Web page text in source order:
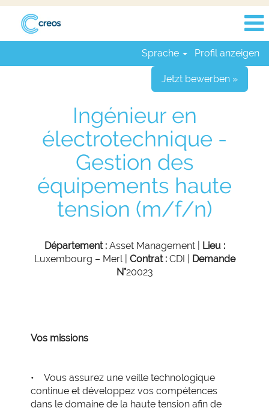
Sprache Profil anzeigen
Jetzt bewerben »
Ingénieur en
électrotechnique -
Gestion des
équipements haute
tension (m/f/n)
Département : Asset Management | Lieu :
Luxembourg – Merl | Contrat :CDI | Demande
N°20023
Vos missions
• Vous assurez une veille technologique
continue et développez vos compétences
dans le domaine de la haute tension afin de